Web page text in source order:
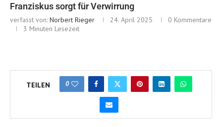
Franziskus sorgt für Verwirrung
verfasst von: Norbert Rieger 24. April 2025
0 Kommentare
3 Minuten Lesezeit
TEILEN 0